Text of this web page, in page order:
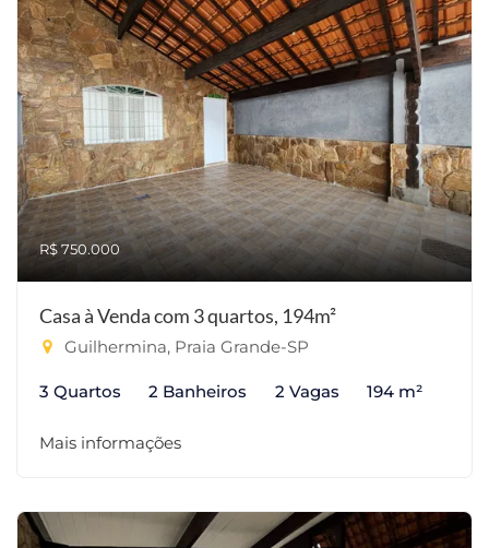
R$ 750.000
Casa à Venda com 3 quartos, 194m²
Guilhermina, Praia Grande-SP
3 Quartos 2 Banheiros 2 Vagas 194 m²
Mais informações